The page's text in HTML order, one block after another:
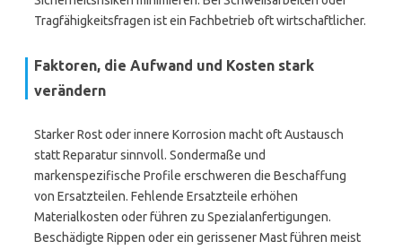
Tragfähigkeitsfragen ist ein Fachbetrieb oft wirtschaftlicher.
Faktoren, die Aufwand und Kosten stark
verändern
Starker Rost oder innere Korrosion macht oft Austausch
statt Reparatur sinnvoll. Sondermaße und
markenspezifische Profile erschweren die Beschaffung
von Ersatzteilen. Fehlende Ersatzteile erhöhen
Materialkosten oder führen zu Spezialanfertigungen.
Beschädigte Rippen oder ein gerissener Mast führen meist